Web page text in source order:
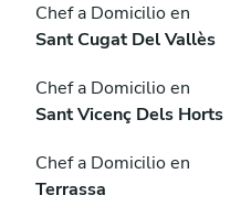
Chef a Domicilio en
Sant Cugat Del Vallès
Chef a Domicilio en
Sant Vicenç Dels Horts
Chef a Domicilio en
Terrassa